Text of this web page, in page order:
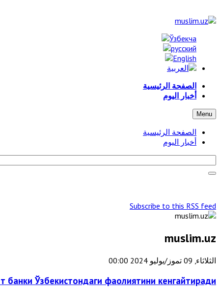
الصفحة الرئيسية
أخبار اليوم
Menu
الصفحة الرئيسية
أخبار اليوم
Subscribe to this RSS feed
muslim.uz
الثلاثاء, 09 تموز/يوليو 2024 00:00
банки Ўзбекистондаги фаолиятини кенгайтиради